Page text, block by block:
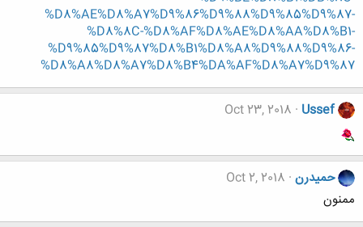
%D8%AE%D8%A7%D9%86%D9%88%D9%85%D9%87-
%D8%8C-%D8%AF%D8%AE%D8%AA%D8%B1-
%D9%85%D9%87%D8%B1%D8%A8%D9%88%D9%86-
%D8%A8%D8%A7%D8%B4%DA%AF%D8%A7%D9%87
Ussef
Oct 23, 2018
حميدرن Oct 2, 2018
ممنون